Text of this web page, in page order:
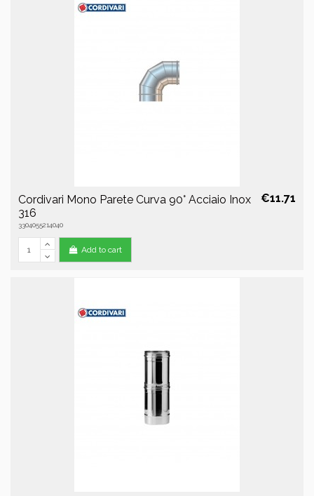
Cordivari Mono Parete Curva 90° Acciaio Inox
316
3304055214040
€11.71
Add to cart